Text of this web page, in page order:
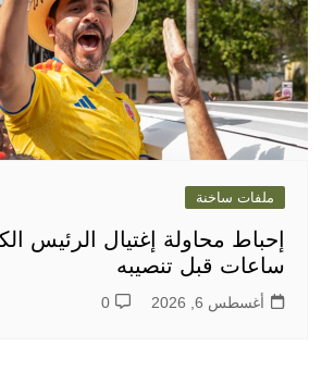
ملفات ساخنة
إحباط محاولة إغتيال الرئيس
ساعات قبل تنصيبه
أغسطس 6, 2026 0